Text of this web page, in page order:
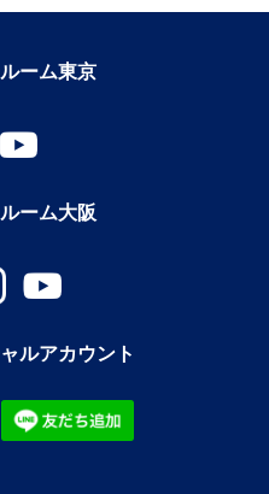
ーム東京
ーム大阪
ルアカウント